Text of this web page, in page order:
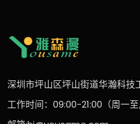
深圳市坪山区坪山街道华瀚科技
工作时间：09:00-21:00（周一至